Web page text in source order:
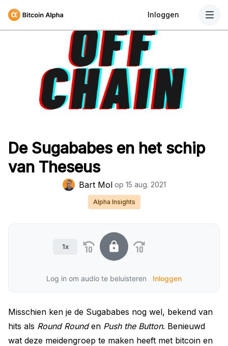
Inloggen
De Sugababes en het schip
van Theseus
Bart Mol op 15 aug. 2021
Alpha Insights
1x
Log in om audio te beluisteren Inloggen
Misschien ken je de Sugababes nog wel, bekend van
hits als Round Rounden Push the Button. Benieuwd
wat deze meidengroep te maken heeft met bitcoin en